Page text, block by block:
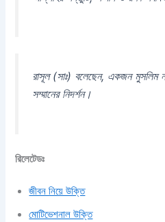
রাসূল (সাঃ) বলেছেন, একজন মুসলিম
সম্মানের নিদর্শন।
রিলেটেডঃ
জীবন নিয়ে উক্তি
মোটিভেশনাল উক্তি